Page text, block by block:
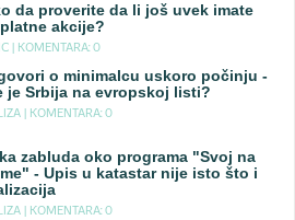
da proverite da li još uvek imate
akcije?
| KOMENTARA: 0
o minimalcu uskoro počinju -
je Srbija na evropskoj listi?
| KOMENTARA: 0
zabluda oko programa "Svoj na
- Upis u katastar nije isto što i
| KOMENTARA: 0